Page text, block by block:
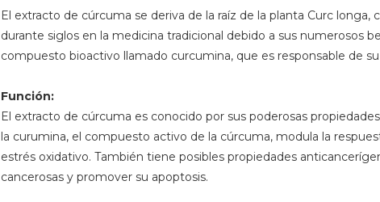
El extracto de cúrcuma se deriva de la raíz de la planta Curc
durante siglos en la medicina tradicional debido a sus numerosos
compuesto bioactivo llamado curcumina, que es responsable de
Función:
El extracto de cúrcuma es conocido por sus poderosas
la curumina, el compuesto activo de la cúrcuma, modula la
estrés oxidativo. También tiene posibles propiedades
cancerosas y promover su apoptosis.